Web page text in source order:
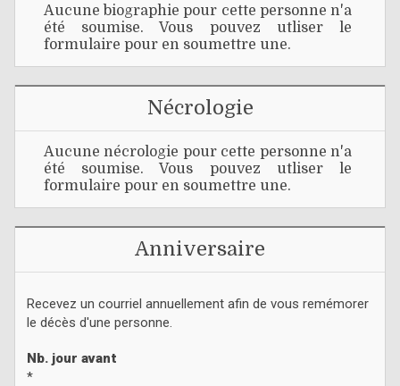
Aucune biographie pour cette personne n'a
été soumise. Vous pouvez utliser le
formulaire pour en soumettre une.
Nécrologie
Aucune nécrologie pour cette personne n'a
été soumise. Vous pouvez utliser le
formulaire pour en soumettre une.
Anniversaire
Recevez un courriel annuellement afin de vous remémorer
le décès d'une personne.
Nb. jour avant
*